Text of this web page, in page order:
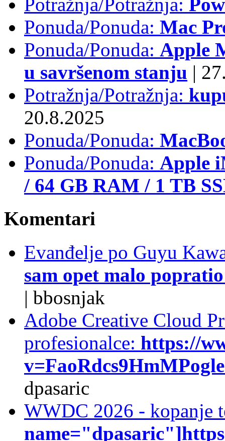
Ponuda/Ponuda: Mac
Ponuda/Ponuda: Apple
u savršenom stanju |
Potražnja/Potražnja:
20.8.2025
Ponuda/Ponuda:
Ponuda/Ponuda: Apple
/ 64 GB RAM / 1 TB
Komentari
Evanđelje po Guyu
sam opet malo
| bbosnjak
Adobe Creative Cloud
profesionalce: https://
dpasaric
WWDC 2026 - kopanje